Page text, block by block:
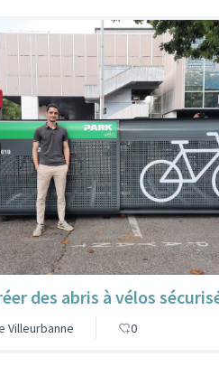
des abris à vélos
Villeurbanne 0